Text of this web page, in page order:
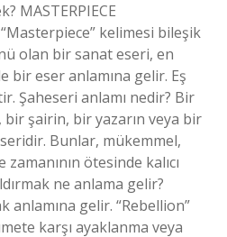
MASTERPIECE
kelimesi bileşik
olan bir sanat eseri, en
bir eser anlamına gelir. Eş
Şaheseri anlamı nedir? Bir
bir şairin, bir yazarın veya bir
Bunlar, mükemmel,
ötesinde kalıcı
ne anlama gelir?
anlamına gelir. “Rebellion”
karşı ayaklanma veya